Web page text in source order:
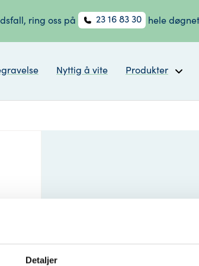
Detaljer
ring oss på 23 16 83 30 hele døgnet
Nyttig å vite Produkter